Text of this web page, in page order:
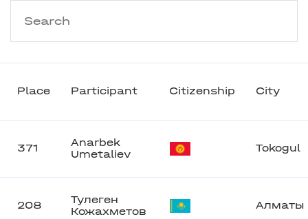
Place Participant Citizenship City
371
Anarbek
Umetaliev
Tokogul
208
Тулеген
Кожахметов
Алматы